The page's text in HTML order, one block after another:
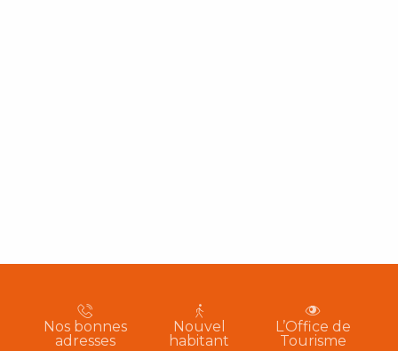
Nos bonnes
adresses
Nouvel
habitant
L’Office de
Tourisme